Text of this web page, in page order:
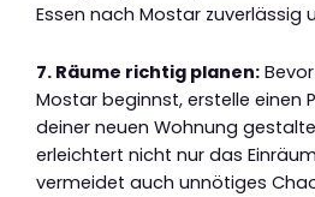
Essen nach Mostar zuverlässig
7. Räume richtig planen:
Mostar beginnst, erstelle einen
deiner neuen Wohnung
erleichtert nicht nur das
vermeidet auch unnötiges